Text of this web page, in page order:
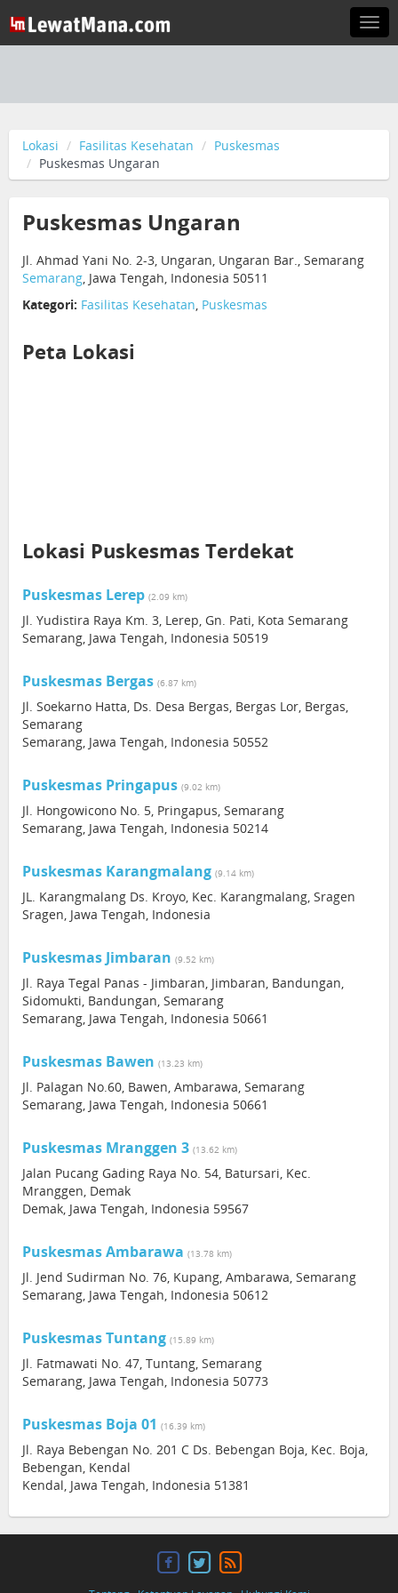
Lokasi Fasilitas Kesehatan
Puskesmas
Puskesmas Ungaran
Puskesmas Ungaran
Jl. Ahmad Yani No. 2-3, Ungaran, Ungaran Bar., Semarang
Semarang, Jawa Tengah, Indonesia 50511
Kategori: Fasilitas Kesehatan, Puskesmas
Peta Lokasi
Lokasi Puskesmas Terdekat
Puskesmas Lerep (2.09 km)
Jl. Yudistira Raya Km. 3, Lerep, Gn. Pati, Kota Semarang
Semarang, Jawa Tengah, Indonesia 50519
Puskesmas Bergas (6.87 km)
Jl. Soekarno Hatta, Ds. Desa Bergas, Bergas Lor, Bergas,
Semarang
Semarang, Jawa Tengah, Indonesia 50552
Puskesmas Pringapus (9.02 km)
Jl. Hongowicono No. 5, Pringapus, Semarang
Semarang, Jawa Tengah, Indonesia 50214
Puskesmas Karangmalang (9.14 km)
JL. Karangmalang Ds. Kroyo, Kec. Karangmalang, Sragen
Sragen, Jawa Tengah, Indonesia
Puskesmas Jimbaran (9.52 km)
Jl. Raya Tegal Panas - Jimbaran, Jimbaran, Bandungan,
Sidomukti, Bandungan, Semarang
Semarang, Jawa Tengah, Indonesia 50661
Puskesmas Bawen (13.23 km)
Jl. Palagan No.60, Bawen, Ambarawa, Semarang
Semarang, Jawa Tengah, Indonesia 50661
Puskesmas Mranggen 3 (13.62 km)
Jalan Pucang Gading Raya No. 54, Batursari, Kec.
Mranggen, Demak
Demak, Jawa Tengah, Indonesia 59567
Puskesmas Ambarawa (13.78 km)
Jl. Jend Sudirman No. 76, Kupang, Ambarawa, Semarang
Semarang, Jawa Tengah, Indonesia 50612
Puskesmas Tuntang (15.89 km)
Jl. Fatmawati No. 47, Tuntang, Semarang
Semarang, Jawa Tengah, Indonesia 50773
Puskesmas Boja 01 (16.39 km)
Jl. Raya Bebengan No. 201 C Ds. Bebengan Boja, Kec. Boja,
Bebengan, Kendal
Kendal, Jawa Tengah, Indonesia 51381